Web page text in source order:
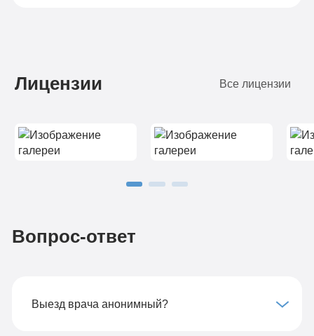
Лицензии Все лицензии
Вопрос-ответ
Выезд врача анонимный?